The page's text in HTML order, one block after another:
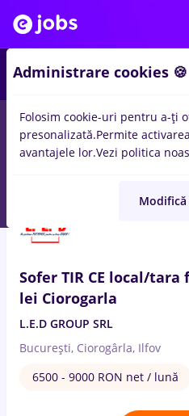
Salarii Remote (de acasă)
Sofer TIR CE local/tara
lei Ciorogarla
L.E.D GROUP SRL
București, Ciorogârla, Ilfov
6500 - 9000 RON net / lună
Administrare cookies 🍪
Folosim cookie-uri pentru a-ți
presonalizată.Permite
avantajele lor.Vezi politica